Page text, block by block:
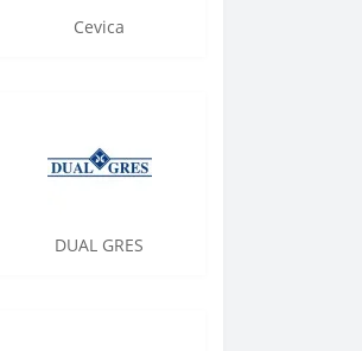
Cevica
DUAL GRES